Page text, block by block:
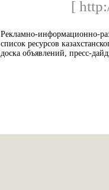
[
Рекламно-
список ресурсов
доска объявлений, пресс-